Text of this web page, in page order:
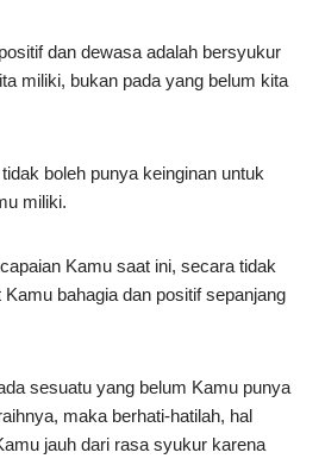
dan dewasa adalah bersyukur
miliki, bukan pada yang belum kita
boleh punya keinginan untuk
miliki.
Kamu saat ini, secara tidak
bahagia dan positif sepanjang
sesuatu yang belum Kamu punya
maka berhati-hatilah, hal
jauh dari rasa syukur karena